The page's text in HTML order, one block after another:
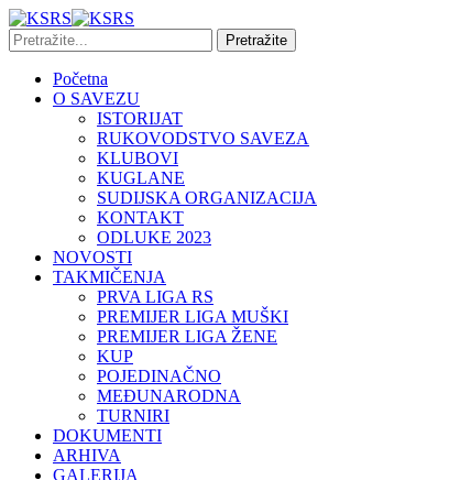
Početna
O SAVEZU
ISTORIJAT
RUKOVODSTVO SAVEZA
KLUBOVI
KUGLANE
SUDIJSKA ORGANIZACIJA
KONTAKT
ODLUKE 2023
NOVOSTI
TAKMIČENJA
PRVA LIGA RS
PREMIJER LIGA MUŠKI
PREMIJER LIGA ŽENE
KUP
POJEDINAČNO
MEĐUNARODNA
TURNIRI
DOKUMENTI
ARHIVA
GALERIJA